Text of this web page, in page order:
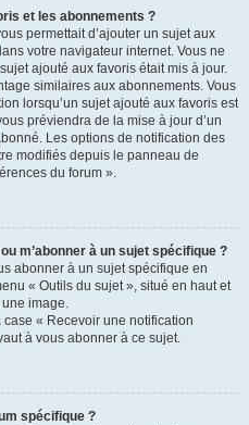
et les abonnements ?
permettait d’ajouter un sujet aux
votre navigateur internet. Vous ne
ajouté aux favoris était mis à jour.
similaires aux abonnements. Vous
lorsqu’un sujet ajouté aux favoris est
préviendra de la mise à jour d’un
Les options de notification des
modifiés depuis le panneau de
du forum ».
m’abonner à un sujet spécifique ?
abonner à un sujet spécifique en
« Outils du sujet », situé en haut et
image.
« Recevoir une notification
à vous abonner à ce sujet.
spécifique ?